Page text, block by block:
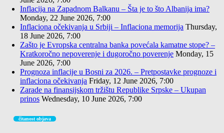
Inflacija na Zapadnom Balkanu – Šta je to što Albanija ima?
Monday, 22 June 2026, 7:00
Inflaciona očekivanja u Srbiji – Inflaciona memorija Thursday,
18 June 2026, 7:00
Zašto je Evropska centralna banka povećala kamatne stope? –
Kratkoročno nepoverenje i dugoročno poverenje Monday, 15
June 2026, 7:00
Prognoza inflacije u Bosni za 2026. – Pretpostavke prognoze i
inflaciona očekivanja Friday, 12 June 2026, 7:00
Zarade na finansijskom tržištu Republike Srpske – Ukupan
prinos Wednesday, 10 June 2026, 7:00
čitanost objava